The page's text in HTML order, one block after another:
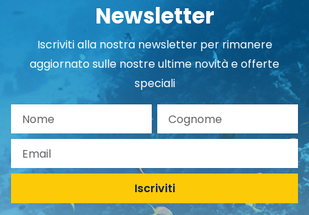
Newsletter
Iscriviti alla nostra newsletter per rimanere
aggiornato sulle nostre ultime novità e offerte
speciali
Iscriviti